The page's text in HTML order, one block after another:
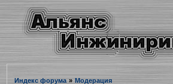
Индекс форума » Модерация